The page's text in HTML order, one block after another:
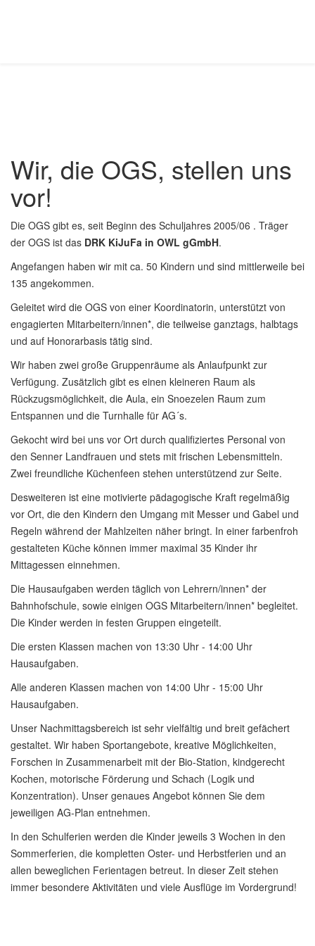
Wir, die OGS, stellen uns
vor!
Die OGS gibt es, seit Beginn des Schuljahres 2005/06 . Träger
der OGS ist das DRK KiJuFa in OWL gGmbH.
Angefangen haben wir mit ca. 50 Kindern und sind mittlerweile bei
135 angekommen.
Geleitet wird die OGS von einer Koordinatorin, unterstützt von
engagierten Mitarbeitern/innen*, die teilweise ganztags, halbtags
und auf Honorarbasis tätig sind.
Wir haben zwei große Gruppenräume als Anlaufpunkt zur
Verfügung. Zusätzlich gibt es einen kleineren Raum als
Rückzugsmöglichkeit, die Aula, ein Snoezelen Raum zum
Entspannen und die Turnhalle für AG´s.
Gekocht wird bei uns vor Ort durch qualifiziertes Personal von
den Senner Landfrauen und stets mit frischen Lebensmitteln.
Zwei freundliche Küchenfeen stehen unterstützend zur Seite.
Desweiteren ist eine motivierte pädagogische Kraft regelmäßig
vor Ort, die den Kindern den Umgang mit Messer und Gabel und
Regeln während der Mahlzeiten näher bringt. In einer farbenfroh
gestalteten Küche können immer maximal 35 Kinder ihr
Mittagessen einnehmen.
Die Hausaufgaben werden täglich von Lehrern/innen* der
Bahnhofschule, sowie einigen OGS Mitarbeitern/innen* begleitet.
Die Kinder werden in festen Gruppen eingeteilt.
Die ersten Klassen machen von 13:30 Uhr - 14:00 Uhr
Hausaufgaben.
Alle anderen Klassen machen von 14:00 Uhr - 15:00 Uhr
Hausaufgaben.
Unser Nachmittagsbereich ist sehr vielfältig und breit gefächert
gestaltet. Wir haben Sportangebote, kreative Möglichkeiten,
Forschen in Zusammenarbeit mit der Bio-Station, kindgerecht
Kochen, motorische Förderung und Schach (Logik und
Konzentration). Unser genaues Angebot können Sie dem
jeweiligen AG-Plan entnehmen.
In den Schulferien werden die Kinder jeweils 3 Wochen in den
Sommerferien, die kompletten Oster- und Herbstferien und an
allen beweglichen Ferientagen betreut. In dieser Zeit stehen
immer besondere Aktivitäten und viele Ausflüge im Vordergrund!